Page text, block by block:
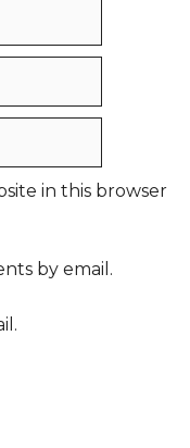
in this browser
by email.